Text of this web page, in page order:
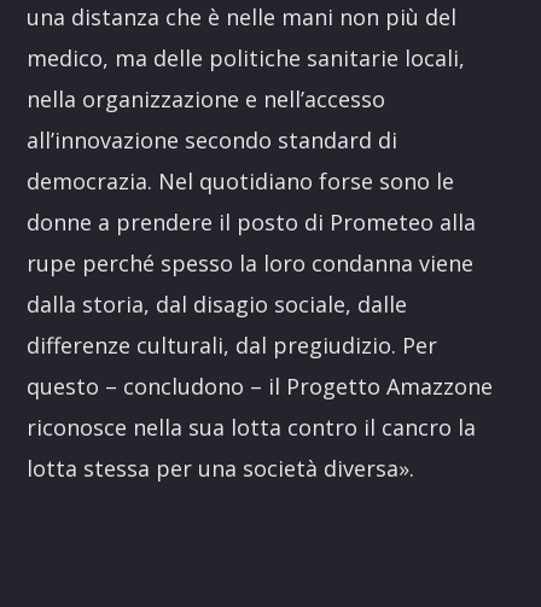
una distanza che è nelle mani non più del
medico, ma delle politiche sanitarie locali,
nella organizzazione e nell’accesso
all’innovazione secondo standard di
democrazia. Nel quotidiano forse sono le
donne a prendere il posto di Prometeo alla
rupe perché spesso la loro condanna viene
dalla storia, dal disagio sociale, dalle
differenze culturali, dal pregiudizio. Per
questo – concludono – il Progetto Amazzone
riconosce nella sua lotta contro il cancro la
lotta stessa per una società diversa».